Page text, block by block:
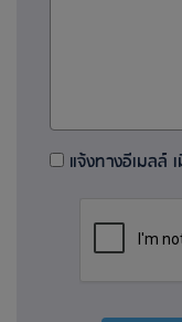
แจ้งทางอีเมลล์